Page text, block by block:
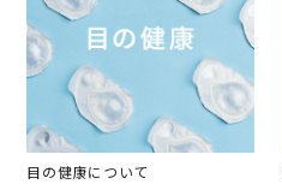
目の健康について